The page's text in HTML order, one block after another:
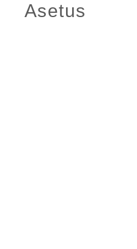
Asetus